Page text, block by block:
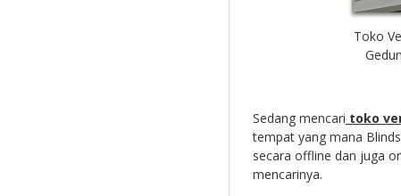
Toko
Sedang mencari toko
tempat yang mana
secara offline dan juga
mencarinya.